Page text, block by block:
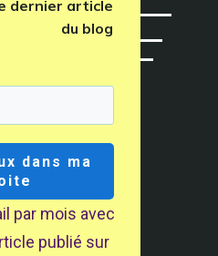
au capital de 7500 euros - 441
75006 Paris - Déclaration CNIL
+33 664648759
dernier article
du blog
dans ma
par mois avec
publié sur